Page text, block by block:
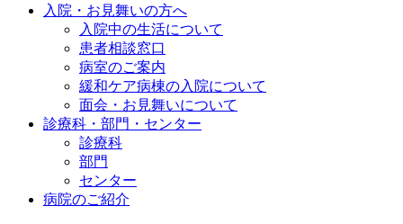
入院・お見舞いの方へ
入院中の生活について
患者相談窓口
病室のご案内
緩和ケア病棟の入院について
面会・お見舞いについて
診療科・部門・センター
診療科
部門
センター
病院のご紹介